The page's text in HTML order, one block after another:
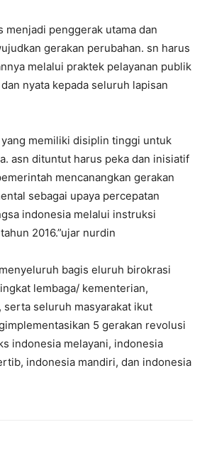
menjadi penggerak utama dan
gerakan perubahan. sn harus
melalui praktek pelayanan publik
nyata kepada seluruh lapisan
memiliki disiplin tinggi untuk
asn dituntut harus peka dan inisiatif
mencanangkan gerakan
sebagai upaya percepatan
indonesia melalui instruksi
2016.”ujar nurdin
bagis eluruh birokrasi
lembaga/ kementerian,
serta seluruh masyarakat ikut
5 gerakan revolusi
indonesia melayani, indonesia
indonesia mandiri, dan indonesia